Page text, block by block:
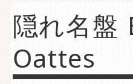
隠れ名盤
Oattes